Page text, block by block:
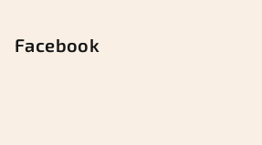
Facebook